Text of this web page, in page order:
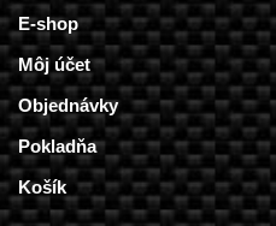
E-shop
Môj účet
Objednávky
Pokladňa
Košík